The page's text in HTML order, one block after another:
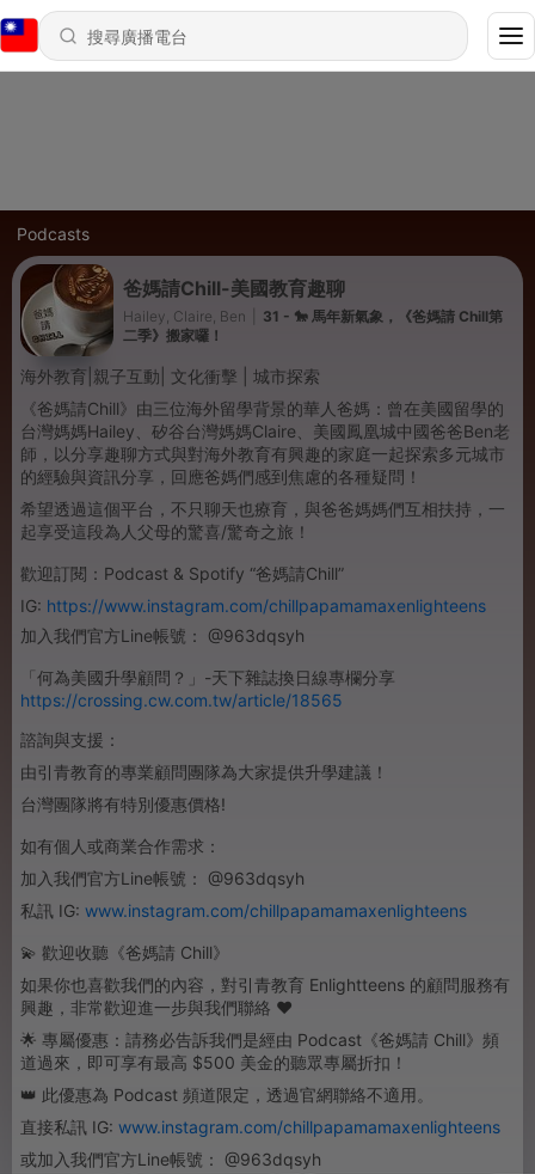
Podcasts
爸媽請Chill-美國教育趣聊
Hailey, Claire, Ben
31 - 🐎 馬年新氣象，《爸媽請 Chill第
二季》搬家囉！
海外教育|親子互動| 文化衝擊 | 城市探索
《爸媽請Chill》由三位海外留學背景的華人爸媽：曾在美國留學的
台灣媽媽Hailey、矽谷台灣媽媽Claire、美國鳳凰城中國爸爸Ben老
師，以分享趣聊方式與對海外教育有興趣的家庭一起探索多元城市
的經驗與資訊分享，回應爸媽們感到焦慮的各種疑問！
希望透過這個平台，不只聊天也療育，與爸爸媽媽們互相扶持，一
起享受這段為人父母的驚喜/驚奇之旅！
歡迎訂閱：Podcast & Spotify “爸媽請Chill”
IG: https://www.instagram.com/chillpapamamaxenlighteens
加入我們官方Line帳號： @963dqsyh
「何為美國升學顧問？」-天下雜誌換日線專欄分享
https://crossing.cw.com.tw/article/18565
諮詢與支援：
由引青教育的專業顧問團隊為大家提供升學建議！
台灣團隊將有特別優惠價格!
如有個人或商業合作需求：
加入我們官方Line帳號： @963dqsyh
私訊 IG: www.instagram.com/chillpapamamaxenlighteens
💫 歡迎收聽《爸媽請 Chill》
如果你也喜歡我們的內容，對引青教育 Enlightteens 的顧問服務有
興趣，非常歡迎進一步與我們聯絡 ❤️
🌟 專屬優惠：請務必告訴我們是經由 Podcast《爸媽請 Chill》頻
道過來，即可享有最高 $500 美金的聽眾專屬折扣！
👑 此優惠為 Podcast 頻道限定，透過官網聯絡不適用。
直接私訊 IG: www.instagram.com/chillpapamamaxenlighteens
或加入我們官方Line帳號： @963dqsyh